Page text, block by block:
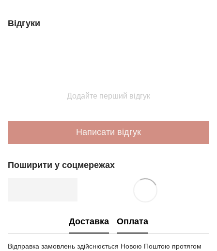
Відгуки
Додайте перший відгук
Написати відгук
Поширити у соцмережах
Доставка Оплата
Відправка замовлень здійснюється Новою Поштою протягом